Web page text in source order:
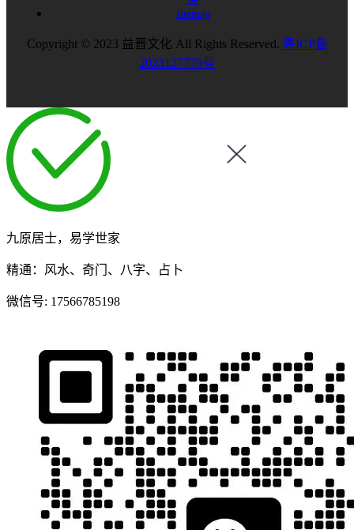
sitemap
Copyright © 2023 益晋文化 All Rights Reserved. 粤ICP备
2023127779号
九原居士，易学世家
精通：风水、奇门、八字、占卜
微信号: 17566785198